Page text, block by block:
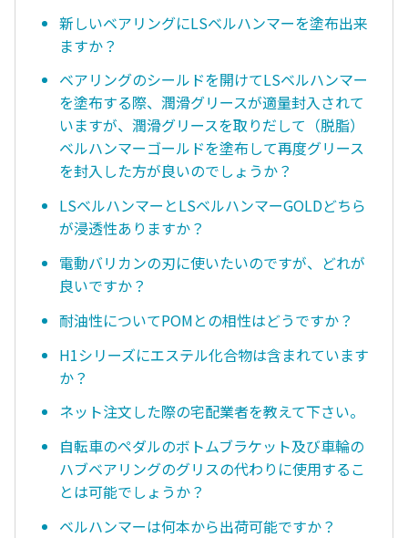
新しいベアリングにLSベルハンマーを塗布出来
ますか？
ベアリングのシールドを開けてLSベルハンマー
を塗布する際、潤滑グリースが適量封入されて
いますが、潤滑グリースを取りだして（脱脂）
ベルハンマーゴールドを塗布して再度グリース
を封入した方が良いのでしょうか？
LSベルハンマーとLSベルハンマーGOLDどちら
が浸透性ありますか？
電動バリカンの刃に使いたいのですが、どれが
良いですか？
耐油性についてPOMとの相性はどうですか？
H1シリーズにエステル化合物は含まれています
か？
ネット注文した際の宅配業者を教えて下さい。
自転車のペダルのボトムブラケット及び車輪の
ハブベアリングのグリスの代わりに使用するこ
とは可能でしょうか？
ベルハンマーは何本から出荷可能ですか？